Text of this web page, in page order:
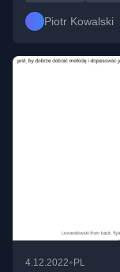
Piotr Kowalski
4.12.2022• PL